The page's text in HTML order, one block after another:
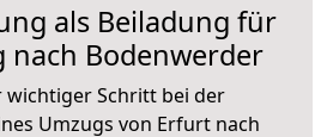
als Beiladung für
nach Bodenwerder
wichtiger Schritt bei der
Umzugs von Erfurt nach